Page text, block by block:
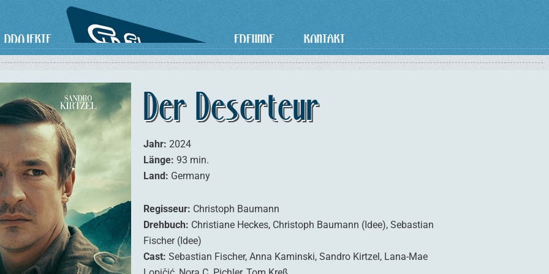
PROJEKTE FREUNDE KONTAKT
Der Deserteur
Jahr: 2024
Länge: 93 min.
Land: Germany
Regisseur: Christoph Baumann
Drehbuch: Christiane Heckes, Christoph Baumann (Idee), Sebastian
Fischer (Idee)
Cast: Sebastian Fischer, Anna Kaminski, Sandro Kirtzel, Lana-Mae